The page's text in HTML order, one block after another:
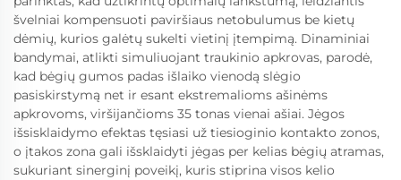
švelniai kompensuoti paviršiaus netobulumus be kietų
dėmių, kurios galėtų sukelti vietinį įtempimą. Dinaminiai
bandymai, atlikti simuliuojant traukinio apkrovas, parodė,
kad bėgių gumos padas išlaiko vienodą slėgio
pasiskirstymą net ir esant ekstremalioms ašinėms
apkrovoms, viršijančioms 35 tonas vienai ašiai. Jėgos
išsisklaidymo efektas tęsiasi už tiesioginio kontakto zonos,
o įtakos zona gali išsklaidyti jėgas per kelias bėgių atramas,
sukuriant sinerginį poveikį, kuris stiprina visos kelio